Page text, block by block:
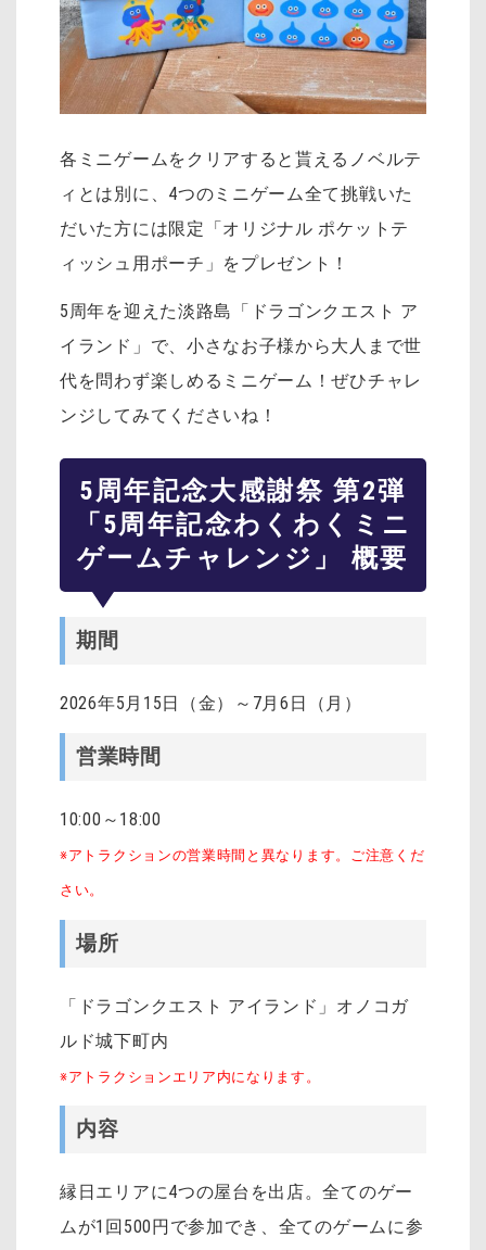
各ミニゲームをクリアすると貰えるノベルテ
ィとは別に、4つのミニゲーム全て挑戦いた
だいた方には限定「オリジナル ポケットテ
ィッシュ用ポーチ」をプレゼント！
5周年を迎えた淡路島「ドラゴンクエスト ア
イランド」で、小さなお子様から大人まで世
代を問わず楽しめるミニゲーム！ぜひチャレ
ンジしてみてくださいね！
5周年記念大感謝祭 第2弾
「5周年記念わくわくミニ
ゲームチャレンジ」 概要
期間
2026年5月15日（金）～7月6日（月）
営業時間
10:00～18:00
※アトラクションの営業時間と異なります。ご注意くだ
さい。
場所
「ドラゴンクエスト アイランド」オノコガ
ルド城下町内
※アトラクションエリア内になります。
内容
縁日エリアに4つの屋台を出店。全てのゲー
ムが1回500円で参加でき、全てのゲームに参